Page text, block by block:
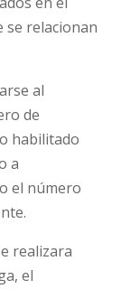
se relacionan
al
de
habilitado
a
el número
realizara
el